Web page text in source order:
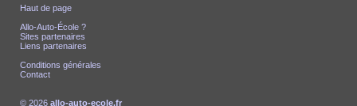
Haut de page
Allo-Auto-École ?
Sites partenaires
Liens partenaires
Conditions générales
Contact
© 2026 allo-auto-ecole.fr